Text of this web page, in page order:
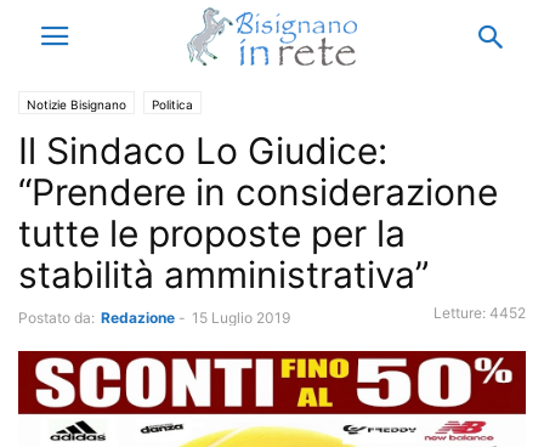
Notizie Bisignano Politica
Il Sindaco Lo Giudice:
“Prendere in considerazione
tutte le proposte per la
stabilità amministrativa”
Postato da: Redazione - 15 Luglio 2019 Letture: 4452